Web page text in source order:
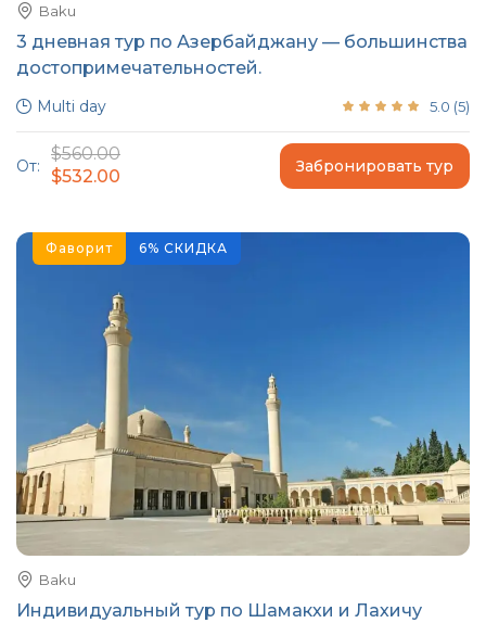
Baku
3 дневная тур по Азербайджану — большинства
достопримечательностей.
Multi day 5.0 (5)
От:
$560.00
$532.00
Забронировать тур
Фаворит 6% СКИДКА
Baku
Индивидуальный тур по Шамакхи и Лахичу